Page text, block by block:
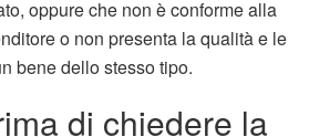
oppure che non è conforme alla
o non presenta la qualità e le
bene dello stesso tipo.
di chiedere la